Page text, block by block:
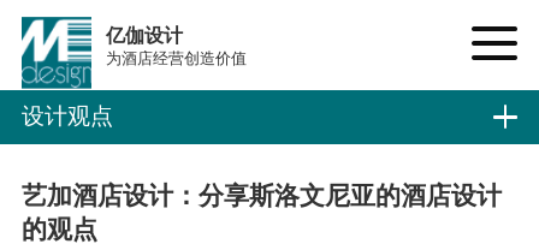
亿伽设计
为酒店经营创造价值
设计观点
艺加酒店设计：分享斯洛文尼亚的酒店设计
的观点